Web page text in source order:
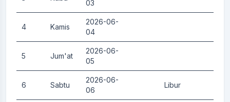
03
4 Kamis
2026-06-
04
5 Jum'at
2026-06-
05
6 Sabtu
2026-06-
06
Libur